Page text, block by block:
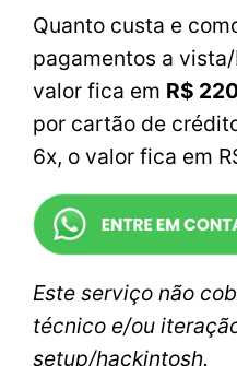
Quanto custa e
pagamentos a
valor fica em R$
por cartão de
6x, o valor fica em
Este serviço não
técnico e/ou
setup/hackintosh.